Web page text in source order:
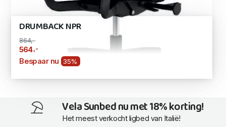
DRUMBACK NPR
864,-
564,-
Bespaar nu 35%
Vela Sunbed nu met 18% korting!
Het meest verkocht ligbed van Italië!